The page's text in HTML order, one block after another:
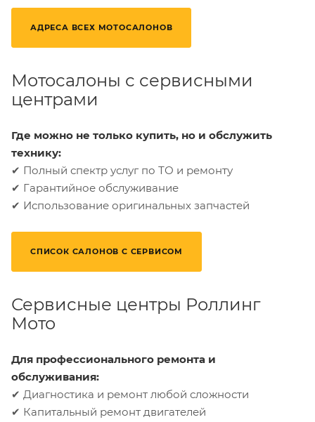
АДРЕСА ВСЕХ МОТОСАЛОНОВ
Мотосалоны с сервисными
центрами
Где можно не только купить, но и обслужить
технику:
✔ Полный спектр услуг по ТО и ремонту
✔ Гарантийное обслуживание
✔ Использование оригинальных запчастей
СПИСОК САЛОНОВ С СЕРВИСОМ
Сервисные центры Роллинг
Мото
Для профессионального ремонта и
обслуживания:
✔ Диагностика и ремонт любой сложности
✔ Капитальный ремонт двигателей